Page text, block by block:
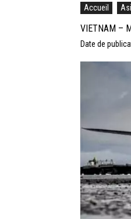
Accueil
VIETNAM –
Date de